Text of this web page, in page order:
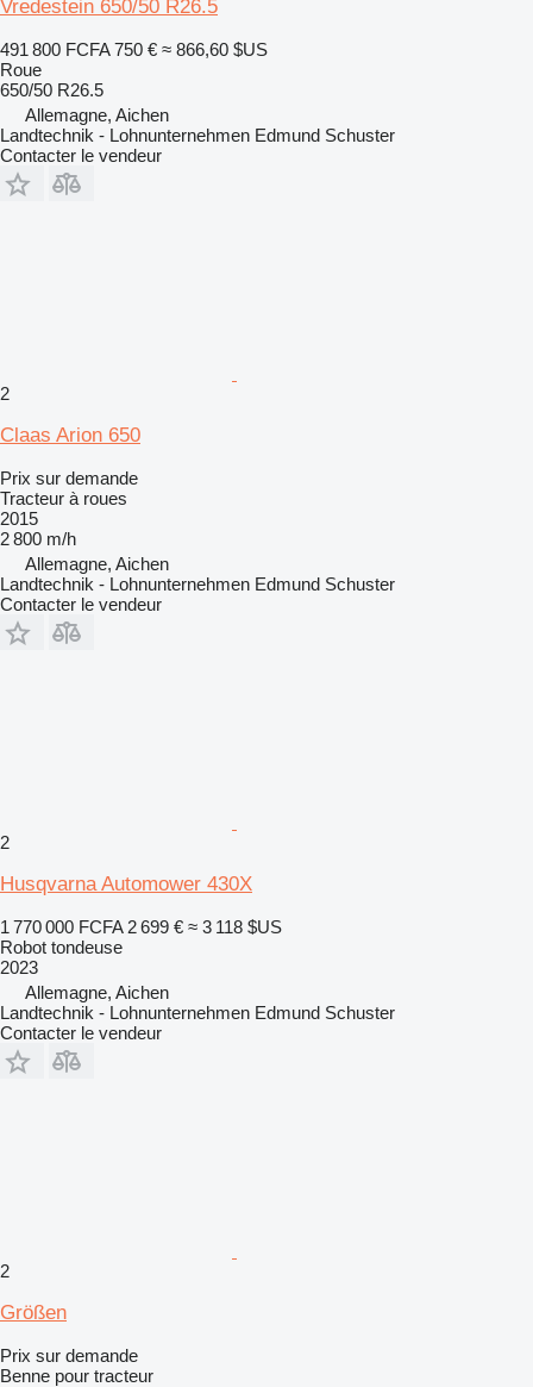
Vredestein 650/50 R26.5
491 800 FCFA 750 € ≈ 866,60 $US
Roue
650/50 R26.5
Allemagne, Aichen
Landtechnik - Lohnunternehmen Edmund Schuster
Contacter le vendeur
2
Claas Arion 650
Prix sur demande
Tracteur à roues
2015
2 800 m/h
Allemagne, Aichen
Landtechnik - Lohnunternehmen Edmund Schuster
Contacter le vendeur
2
Husqvarna Automower 430X
1 770 000 FCFA 2 699 € ≈ 3 118 $US
Robot tondeuse
2023
Allemagne, Aichen
Landtechnik - Lohnunternehmen Edmund Schuster
Contacter le vendeur
2
Größen
Prix sur demande
Benne pour tracteur